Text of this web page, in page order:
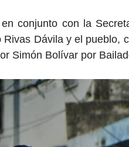
conjunto con la
Dávila y el pueblo,
Simón Bolívar por